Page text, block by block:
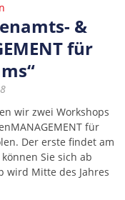
&
für
wir zwei Workshops
für
Der erste findet am
Sie sich ab
wird Mitte des Jahres